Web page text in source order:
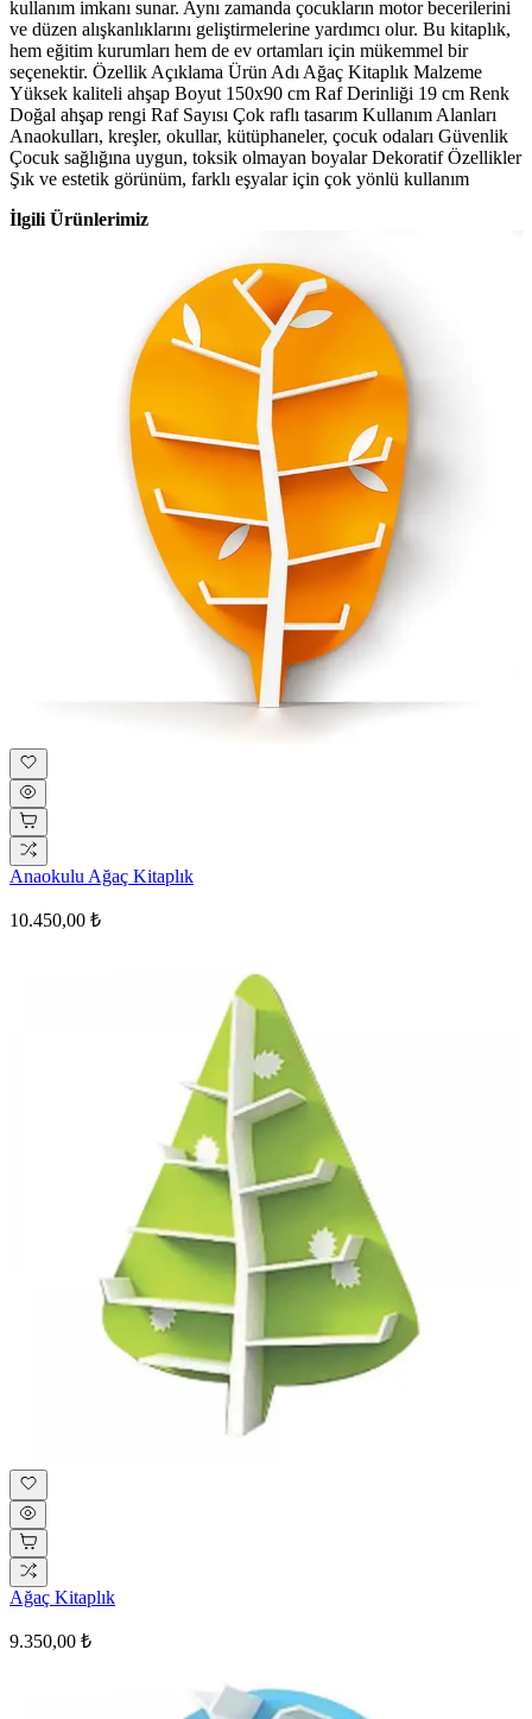
kullanım imkanı sunar. Aynı zamanda çocukların motor becerilerini
ve düzen alışkanlıklarını geliştirmelerine yardımcı olur. Bu kitaplık,
hem eğitim kurumları hem de ev ortamları için mükemmel bir
seçenektir. Özellik Açıklama Ürün Adı Ağaç Kitaplık Malzeme
Yüksek kaliteli ahşap Boyut 150x90 cm Raf Derinliği 19 cm Renk
Doğal ahşap rengi Raf Sayısı Çok raflı tasarım Kullanım Alanları
Anaokulları, kreşler, okullar, kütüphaneler, çocuk odaları Güvenlik
Çocuk sağlığına uygun, toksik olmayan boyalar Dekoratif Özellikler
Şık ve estetik görünüm, farklı eşyalar için çok yönlü kullanım
İlgili Ürünlerimiz
Anaokulu Ağaç Kitaplık
10.450,00 ₺
Ağaç Kitaplık
9.350,00 ₺